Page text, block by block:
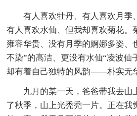
有人喜欢牡丹、有人喜欢月季
有人喜欢水仙、但我却喜欢菊花。
雍容华贵、没有月季的婀娜多姿、
不染”的高洁、更没有水仙“凌波仙
却有着自己独特的风韵——朴实无
九月的某一天，爸爸带我去山
了秋季，山上光秃秃一片。正在我